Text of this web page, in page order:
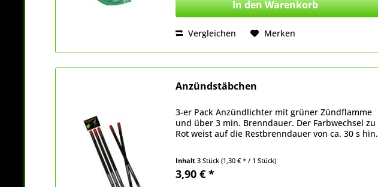
In denWarenkorb
Vergleichen Merken
Anzündstäbchen
3-er Pack Anzündlichter mit grüner Zündflamme
und über 3 min. Brenndauer. Der Farbwechsel zu
Rot weist auf die Restbrenndauer von ca. 30 s hin.
Inhalt3 Stück(1,30 € * / 1 Stück)
3,90 € *